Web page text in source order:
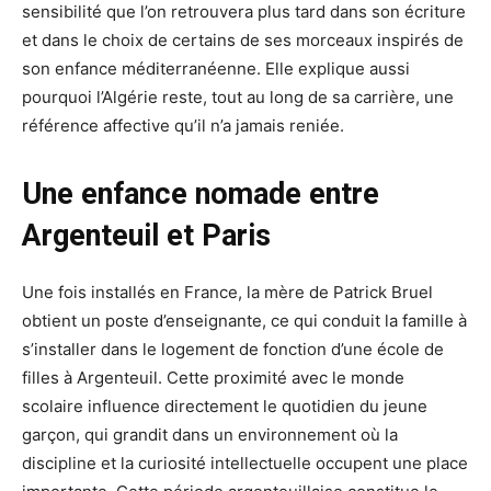
sensibilité que l’on retrouvera plus tard dans son écriture
et dans le choix de certains de ses morceaux inspirés de
son enfance méditerranéenne. Elle explique aussi
pourquoi l’Algérie reste, tout au long de sa carrière, une
référence affective qu’il n’a jamais reniée.
Une enfance nomade entre
Argenteuil et Paris
Une fois installés en France, la mère de Patrick Bruel
obtient un poste d’enseignante, ce qui conduit la famille à
s’installer dans le logement de fonction d’une école de
filles à Argenteuil. Cette proximité avec le monde
scolaire influence directement le quotidien du jeune
garçon, qui grandit dans un environnement où la
discipline et la curiosité intellectuelle occupent une place